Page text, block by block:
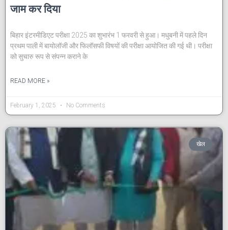
जाम कर दिया
बिहार इंटरमीडिएट परीक्षा 2025 का शुभारंभ 1 फरवरी से हुआ। मधुबनी में पहले दिन
प्रथम पाली में बायोलॉजी और फिलॉसफी विषयों की परीक्षा आयोजित की गई थी। परीक्षा
को सुचारु रूप से संपन्न कराने के
READ MORE »
February 1, 2025 No Comments
खेल